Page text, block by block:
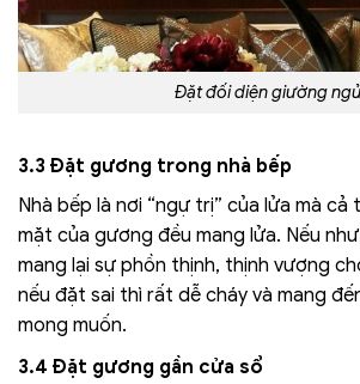
Đặt đối diện giường ngủ
3.3 Đặt gương trong nhà bếp
Nhà bếp là nơi “ngự trị” của lửa mà cả
mặt của gương đều mang lửa. Nếu
mang lại sự phồn thịnh, thịnh vượng
nếu đặt sai thì rất dễ cháy và mang
mong muốn.
3.4 Đặt gương gần cửa sổ